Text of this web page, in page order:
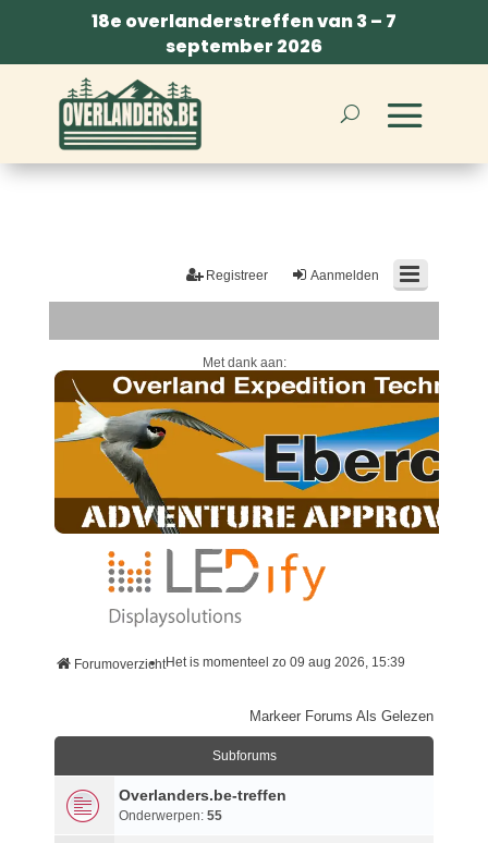
18e overlanderstreffen van 3 – 7
september 2026